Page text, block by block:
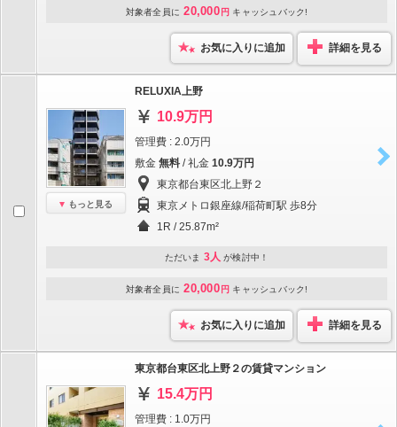
対象者全員に 20,000 円 キャッシュバック!
お気に入りに追加 詳細を見る
もっと見る
RELUXIA上野
10.9万円
管理費 : 2.0万円
敷金 無料 / 礼金 10.9万円
東京都台東区北上野２
東京メトロ銀座線/稲荷町駅 歩8分
1R / 25.87m²
ただいま 3人 が検討中！
対象者全員に 20,000 円 キャッシュバック!
お気に入りに追加 詳細を見る
東京都台東区北上野２の賃貸マンション
15.4万円
管理費 : 1.0万円